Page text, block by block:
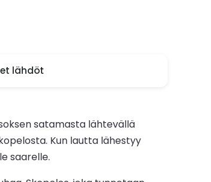
lähdöt
satamasta lähtevällä
Kun lautta lähestyy
saarelle.